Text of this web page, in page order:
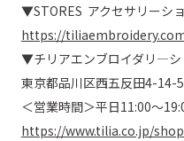
▼STORES アクセサリーシ
https://
▼チリアエンブロイダリ―シ
東京都品川区西五反田4-14-
＜営業時間＞平日11:00～
https://www.tilia.co.jp/